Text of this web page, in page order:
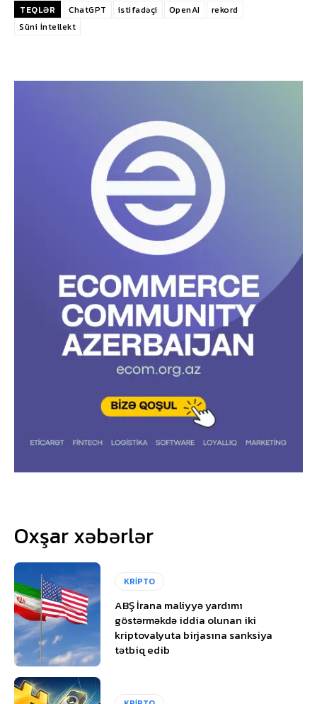
TEQLƏR ChatGPT istifadəçi OpenAI
rekord
Süni İntellekt
Oxşar xəbərlər
KRİPTO
ABŞ İrana maliyyə yardımı
göstərməkdə iddia olunan iki
kriptovalyuta birjasına sanksiya
tətbiq edib